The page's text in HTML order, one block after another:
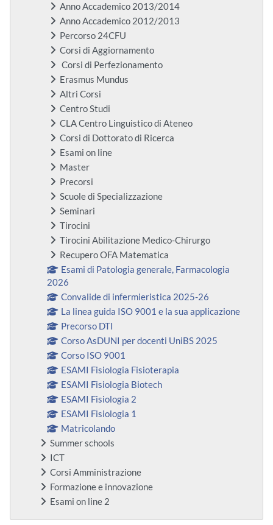
Anno Accademico 2013/2014
Anno Accademico 2012/2013
Percorso 24CFU
Corsi di Aggiornamento
Corsi di Perfezionamento
Erasmus Mundus
Altri Corsi
Centro Studi
CLA Centro Linguistico di Ateneo
Corsi di Dottorato di Ricerca
Esami on line
Master
Precorsi
Scuole di Specializzazione
Seminari
Tirocini
Tirocini Abilitazione Medico-Chirurgo
Recupero OFA Matematica
Esami di Patologia generale, Farmacologia
2026
Convalide di infermieristica 2025-26
La linea guida ISO 9001 e la sua applicazione
Precorso DTI
Corso AsDUNI per docenti UniBS 2025
Corso ISO 9001
ESAMI Fisiologia Fisioterapia
ESAMI Fisiologia Biotech
ESAMI Fisiologia 2
ESAMI Fisiologia 1
Matricolando
Summer schools
ICT
Corsi Amministrazione
Formazione e innovazione
Esami on line 2